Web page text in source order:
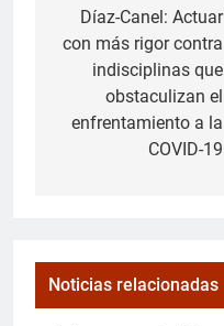
de
entradas
Díaz-Canel: Actuar
con más rigor contra
indisciplinas que
obstaculizan el
enfrentamiento a la
COVID-19
Noticias relacionadas